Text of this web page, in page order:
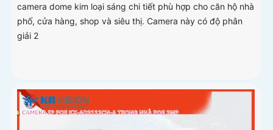
camera dome kim loại sáng chi tiết phù hợp cho căn hộ nhà
phố, cửa hàng, shop và siêu thị. Camera này có độ phân
giải 2